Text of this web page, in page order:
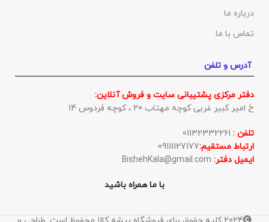
درباره ما
تماس با ما
آدرس و تلفن
دفتر مرکزی پشتیبانی سایت و فروش آنلاین:
خ امیر کبیر غربی کوچه مهتاب 20 ، کوچه فردوس 14
تلفن :
ارتباط مستقیم:09111127177
ایمیل دفتر:
با ما همراه باشید